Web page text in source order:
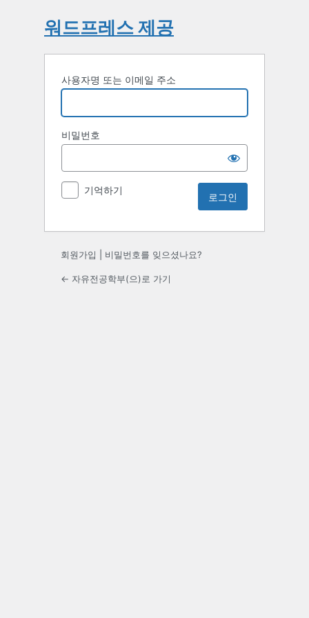
워드프레스 제공
사용자명 또는 이메일 주소
비밀번호
기억하기
회원가입 비밀번호를 잊으셨나요?
← 자유전공학부(으)로 가기